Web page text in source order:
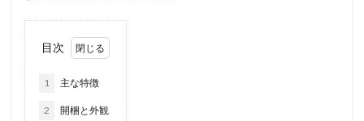
目次
1 主な特徴
2 開梱と外観